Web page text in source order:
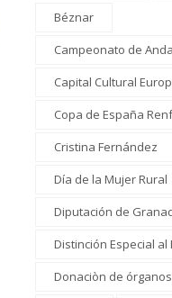
Béznar
Campeonato de
Capital Cultural
Copa de España
Cristina Fernández
Día de la Mujer Rural
Diputación de
Distinción Especial al
Donaciòn de órganos